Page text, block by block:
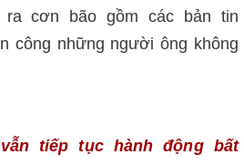
ra cơn bão gồm các bản tin
công những người ông không
tiếp tục hành động bất